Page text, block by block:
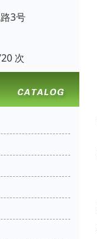
3号
次